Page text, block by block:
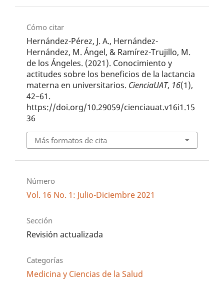
Cómo citar
Hernández-Pérez, J. A., Hernández-
Hernández, M. Ángel, & Ramírez-Trujillo, M.
de los Ángeles. (2021). Conocimiento y
actitudes sobre los beneficios de la lactancia
materna en universitarios. CienciaUAT, 16(1),
42–61.
https://doi.org/10.29059/cienciauat.v16i1.15
36
Más formatos de cita
Número
Vol. 16 No. 1: Julio-Diciembre 2021
Sección
Revisión actualizada
Categorías
Medicina y Ciencias de la Salud